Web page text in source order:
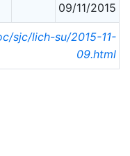
09/11/2015
sjc/lich-su/2015-11-
09.html